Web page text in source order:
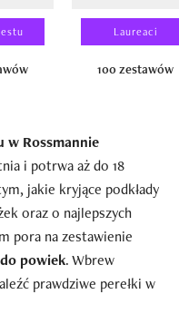
Laureaci
100 zestawów
w Rossmannie
i potrwa aż do 18
jakie kryjące podkłady
oraz o najlepszych
pora na zestawienie
powiek. Wbrew
prawdziwe perełki w